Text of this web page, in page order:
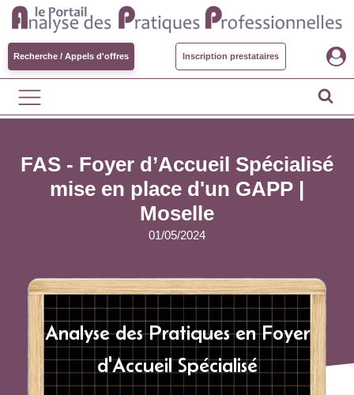
Recherche / Appels d'offres Inscription prestataires
FAS - Foyer d’Accueil Spécialisé
mise en place d'un GAPP |
Moselle
01/05/2024
Analyse des Pratiques en Foyer
d'Accueil Spécialisé